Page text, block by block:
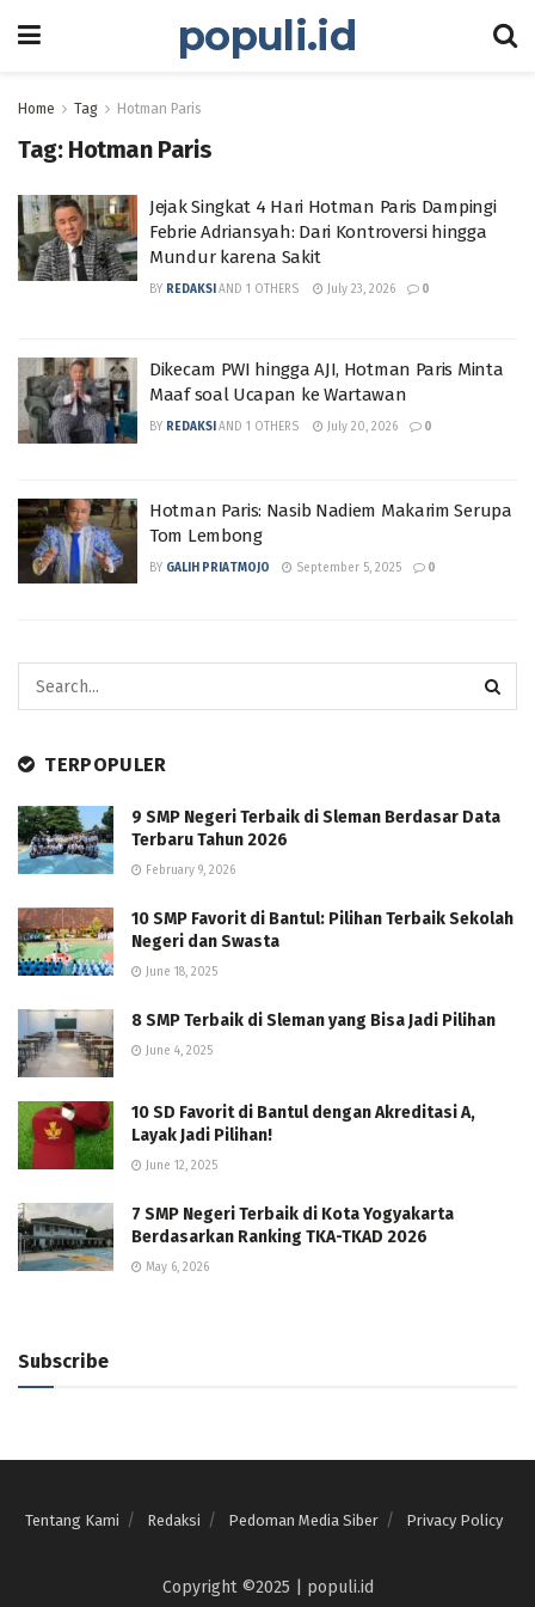
populi.id
Home Tag Hotman Paris
Tag: Hotman Paris
Jejak Singkat 4 Hari Hotman Paris Dampingi
Febrie Adriansyah: Dari Kontroversi hingga
Mundur karena Sakit
BY REDAKSI AND 1 OTHERS July 23, 2026 0
Dikecam PWI hingga AJI, Hotman Paris Minta
Maaf soal Ucapan ke Wartawan
BY REDAKSI AND 1 OTHERS July 20, 2026 0
Hotman Paris: Nasib Nadiem Makarim Serupa
Tom Lembong
BY GALIH PRIATMOJO September 5, 2025 0
TERPOPULER
9 SMP Negeri Terbaik di Sleman Berdasar Data
Terbaru Tahun 2026
February 9, 2026
10 SMP Favorit di Bantul: Pilihan Terbaik Sekolah
Negeri dan Swasta
June 18, 2025
8 SMP Terbaik di Sleman yang Bisa Jadi Pilihan
June 4, 2025
10 SD Favorit di Bantul dengan Akreditasi A,
Layak Jadi Pilihan!
June 12, 2025
7 SMP Negeri Terbaik di Kota Yogyakarta
Berdasarkan Ranking TKA-TKAD 2026
May 6, 2026
Subscribe
Tentang Kami Redaksi Pedoman Media Siber Privacy Policy
Copyright ©2025 | populi.id